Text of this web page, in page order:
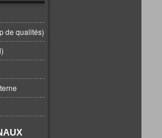
de qualités)